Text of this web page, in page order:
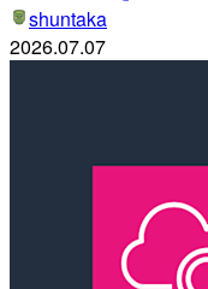
shuntaka
2026.07.07